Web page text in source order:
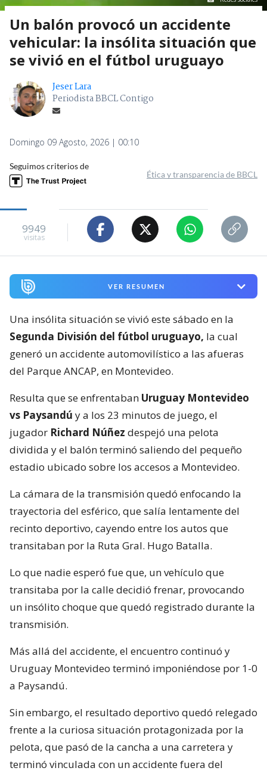
Un balón provocó un accidente
vehicular: la insólita situación que
se vivió en el fútbol uruguayo
Jeser Lara
Periodista BBCL Contigo
Domingo 09 Agosto, 2026 | 00:10
Seguimos criterios de
Ética y transparencia de BBCL
9949
visitas
VER RESUMEN
Una insólita situación se vivió este sábado en la
Segunda División del fútbol uruguayo, la cual
generó un accidente automovilístico a las afueras
del Parque ANCAP, en Montevideo.
Resulta que se enfrentaban Uruguay Montevideo
vs Paysandú y a los 23 minutos de juego, el
jugador Richard Núñez despejó una pelota
dividida y el balón terminó saliendo del pequeño
estadio ubicado sobre los accesos a Montevideo.
La cámara de la transmisión quedó enfocando la
trayectoria del esférico, que salía lentamente del
recinto deportivo, cayendo entre los autos que
transitaban por la Ruta Gral. Hugo Batalla.
Lo que nadie esperó fue que, un vehículo que
transitaba por la calle decidió frenar, provocando
un insólito choque que quedó registrado durante la
transmisión.
Más allá del accidente, el encuentro continuó y
Uruguay Montevideo terminó imponiéndose por 1-0
a Paysandú.
Sin embargo, el resultado deportivo quedó relegado
frente a la curiosa situación protagonizada por la
pelota, que pasó de la cancha a una carretera y
terminó vinculada con un accidente fuera del